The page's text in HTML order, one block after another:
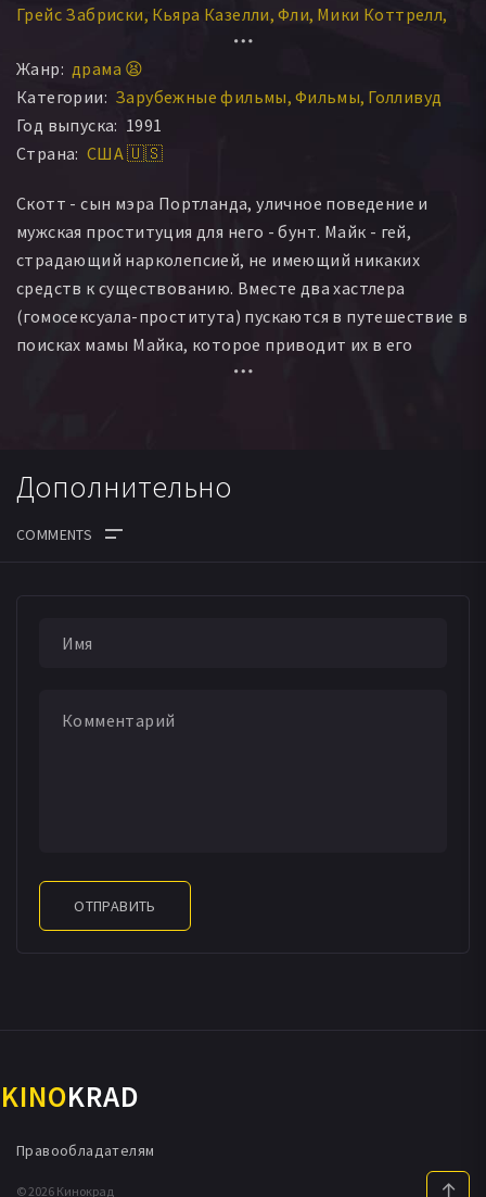
Грейс Забриски Кьяра Казелли Фли Мики Коттрелл
Уильям Ричерт
Майкл Паркер Джесси Томас
Пэт Паттерсон Том Трауп Пао Пей Андреоли
Мэттью Эберт Грег Мерфи
Стивен Кларк Пачоза
Сэлли Кертис Роберт Ли Питчлинн Вэйд Эванс
Шоун Джонс Джордж Коннер Оливер Кирк
Стэнли Хейнсворт Джошуа Хэлладэй Дуглас Толленен
Лэнни Свердлоу Уолли Гаарсленд Марк Уивер
Конрад ’Бад’ Монтгомери Стив Вернельсон
Майк Каскадден Джеймс А. Арлинг Ана Кавинато
Жанр: драма 😫
Категории: Зарубежные фильмы Фильмы Голливуд
Год выпуска: 1991
Страна: США 🇺🇸
Скотт - сын мэра Портланда, уличное поведение и
мужская проституция для него - бунт. Майк - гей,
страдающий нарколепсией, не имеющий никаких
средств к существованию. Вместе два хастлера
(гомосексуала-проститута) пускаются в путешествие в
поисках мамы Майка, которое приводит их в его
родной город - Айдахо, и далее в Италию и назад в
Дополнительно
ОТПРАВИТЬ
KINOKRAD
© 2026 Кинокрад
Правообладателям